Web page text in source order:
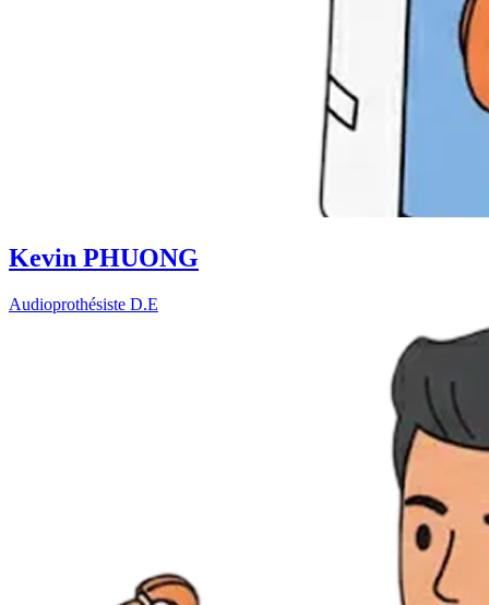
Kevin PHUONG
Audioprothésiste D.E